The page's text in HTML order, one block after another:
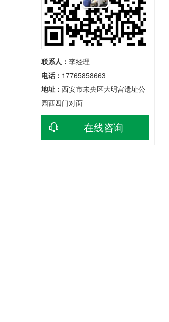
联系人： 李经理
电话： 17765858663
地址： 西安市未央区大明宫遗址公
园西四门对面
在线咨询